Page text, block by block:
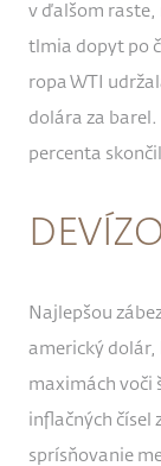
v ďalšom raste,
tlmia dopyt po
ropa WTI
dolára za barel.
percenta
Najlepšou
americký dolár,
maximách voči
inflačných čísel
sprísňovanie